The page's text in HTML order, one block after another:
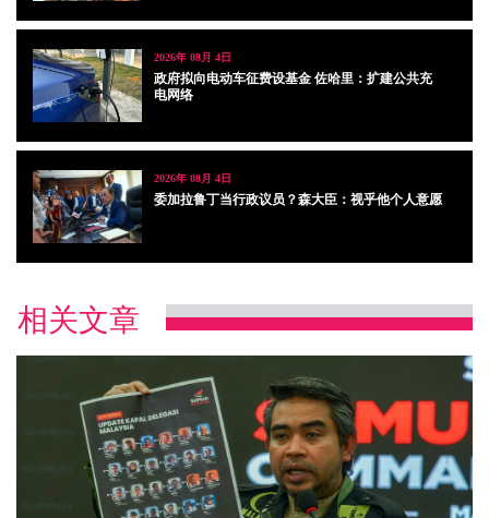
2026年 08月 4日
政府拟向电动车征费设基金 佐哈里：扩建公共充
电网络
2026年 08月 4日
委加拉鲁丁当行政议员？森大臣：视乎他个人意愿
相关文章